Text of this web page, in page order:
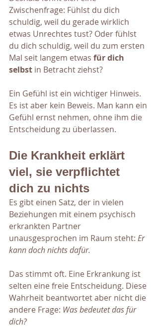
Zwischenfrage: Fühlst du dich
schuldig, weil du gerade wirklich
etwas Unrechtes tust? Oder fühlst
du dich schuldig, weil du zum ersten
Mal seit langem etwas für dich
selbst in Betracht ziehst?
Ein Gefühl ist ein wichtiger Hinweis.
Es ist aber kein Beweis. Man kann ein
Gefühl ernst nehmen, ohne ihm die
Entscheidung zu überlassen.
Die Krankheit erklärt
viel, sie verpflichtet
dich zu nichts
Es gibt einen Satz, der in vielen
Beziehungen mit einem psychisch
erkrankten Partner
unausgesprochen im Raum steht: Er
kann doch nichts dafür.
Das stimmt oft. Eine Erkrankung ist
selten eine freie Entscheidung. Diese
Wahrheit beantwortet aber nicht die
andere Frage: Was bedeutet das für
dich?